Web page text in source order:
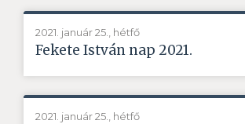
2021. január 25., hétfő
Fekete István nap 2021.
2021. január 25., hétfő